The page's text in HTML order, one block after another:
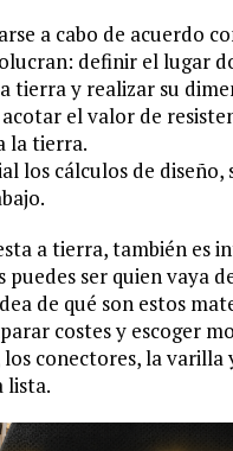
a cabo de acuerdo
definir el lugar
tierra y realizar su
el valor de
la tierra.
los cálculos de
a tierra, también es
puedes ser quien vaya
de qué son estos
costes y escoger
los conectores, la
lista.